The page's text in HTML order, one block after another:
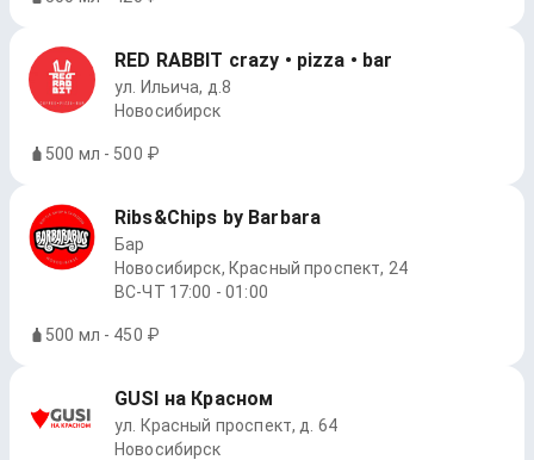
RED RABBIT crazy • pizza • bar
ул. Ильича, д.8
Новосибирск
500 мл - 500 ₽
Ribs&Chips by Barbara
Бар
Новосибирск, Красный проспект, 24
ВС-ЧТ 17:00 - 01:00
500 мл - 450 ₽
GUSI на Красном
ул. Красный проспект, д. 64
Новосибирск